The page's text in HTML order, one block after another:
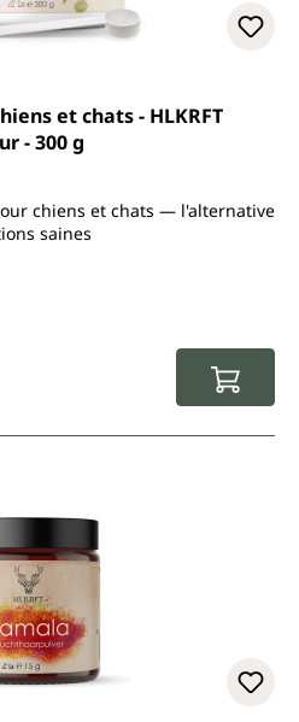
5 étoiles
et chats - HLKRFT
- 300 g
chiens et chats — l'alternative
saines